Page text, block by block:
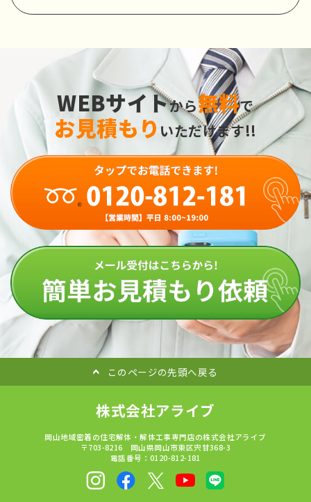
WEBサイトから無料で
お見積もり いただけます!!
このページの先頭へ戻る
株式会社アライブ
岡山地域密着の住宅解体・解体工事専門店の株式会社アライブ
〒703-8216 岡山県岡山市東区宍甘368-3
電話番号：0120-812-181